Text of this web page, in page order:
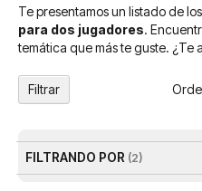
Te presentamos un listado de los
para dos jugadores.
temática que más te guste. ¿Te
Filtrar
FILTRANDO POR